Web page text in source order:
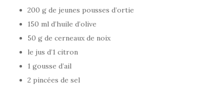
200 g de jeunes pousses d’ortie
150 ml d’huile d’olive
50 g de cerneaux de noix
le jus d’1 citron
1 gousse d’ail
2 pincées de sel